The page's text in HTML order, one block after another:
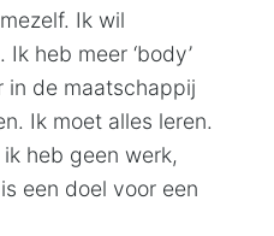
Ik wil
heb meer ‘body’
in de maatschappij
Ik moet alles leren.
heb geen werk,
een doel voor een